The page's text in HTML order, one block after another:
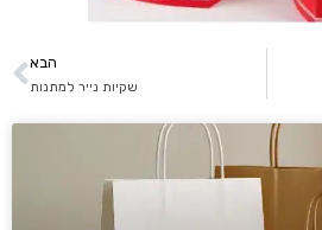
הבא
שקיות נייר למתנות